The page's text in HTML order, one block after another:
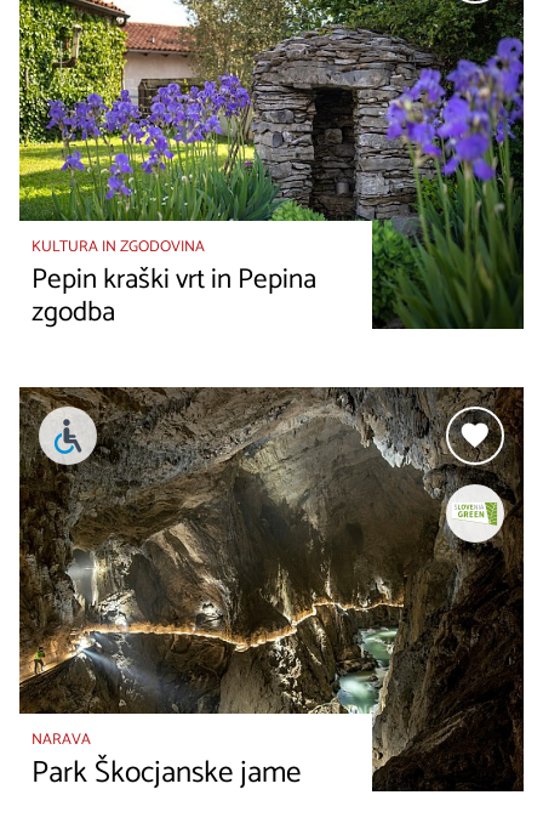
KULTURA IN ZGODOVINA
Pepin kraški vrt in Pepina
zgodba
NARAVA
Park Škocjanske jame